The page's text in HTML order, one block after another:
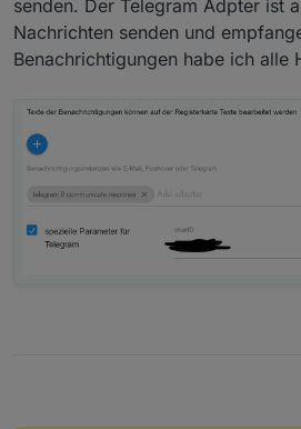
Hier Adapter
senden. Der Telegram Adpter ist
Nachrichten senden und
Benachrichtigungen habe ich alle